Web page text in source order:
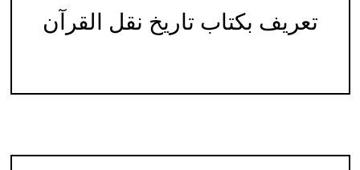
تعريف بكتاب تاريخ نقل القرآن